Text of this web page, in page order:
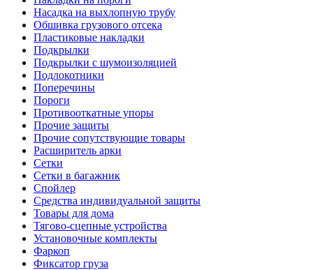
Насадка на выхлопную трубу
Обшивка грузового отсека
Пластиковые накладки
Подкрылки
Подкрылки с шумоизоляцией
Подлокотники
Поперечины
Пороги
Противооткатные упоры
Прочие защиты
Прочие сопутствующие товары
Расширитель арки
Сетки
Сетки в багажник
Спойлер
Средства индивидуальной защиты
Товары для дома
Тягово-сцепные устройства
Установочные комплекты
Фаркоп
Фиксатор груза